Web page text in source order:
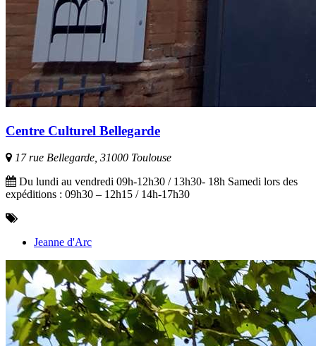
Centre Culturel Bellegarde
17 rue Bellegarde, 31000 Toulouse
Du lundi au vendredi 09h-12h30 / 13h30- 18h Samedi lors des
expéditions : 09h30 – 12h15 / 14h-17h30
Jeanne d'Arc